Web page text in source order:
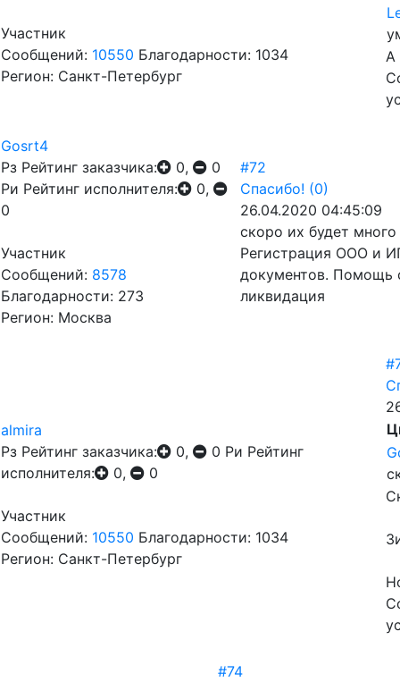
Участник
Сообщений: 10550 Благодарности: 1034
Регион: Санкт-Петербург
А
Gosrt4
Рз Рейтинг заказчика: 0,
0
Ри Рейтинг исполнителя:
0,
0
Участник
Сообщений: 8578
Благодарности: 273
Регион: Москва
#72
Спасибо! (0)
26.04.2020 04:45:09
скоро их будет много
Регистрация ООО и
документов. Помощь
ликвидация
almira
Рз Рейтинг заказчика: 0, 0 Ри Рейтинг
исполнителя:
0, 0
Участник
Сообщений: 10550 Благодарности: 1034
Регион: Санкт-Петербург
#74